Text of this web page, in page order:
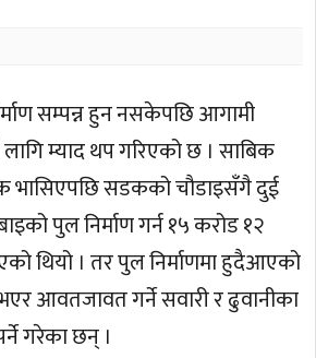
सम्पन्न हुन नसकेपछि आगामी
म्याद थप गरिएको छ । साबिक
भासिएपछि सडकको चौडाइसँगै दुई
पुल निर्माण गर्न १५ करोड १२
थियो । तर पुल निर्माणमा हुदैआएको
आवतजावत गर्ने सवारी र ढुवानीका
गरेका छन् ।